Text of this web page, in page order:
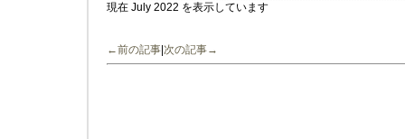
現在 July 2022 を表示しています
←前の記事 次の記事→